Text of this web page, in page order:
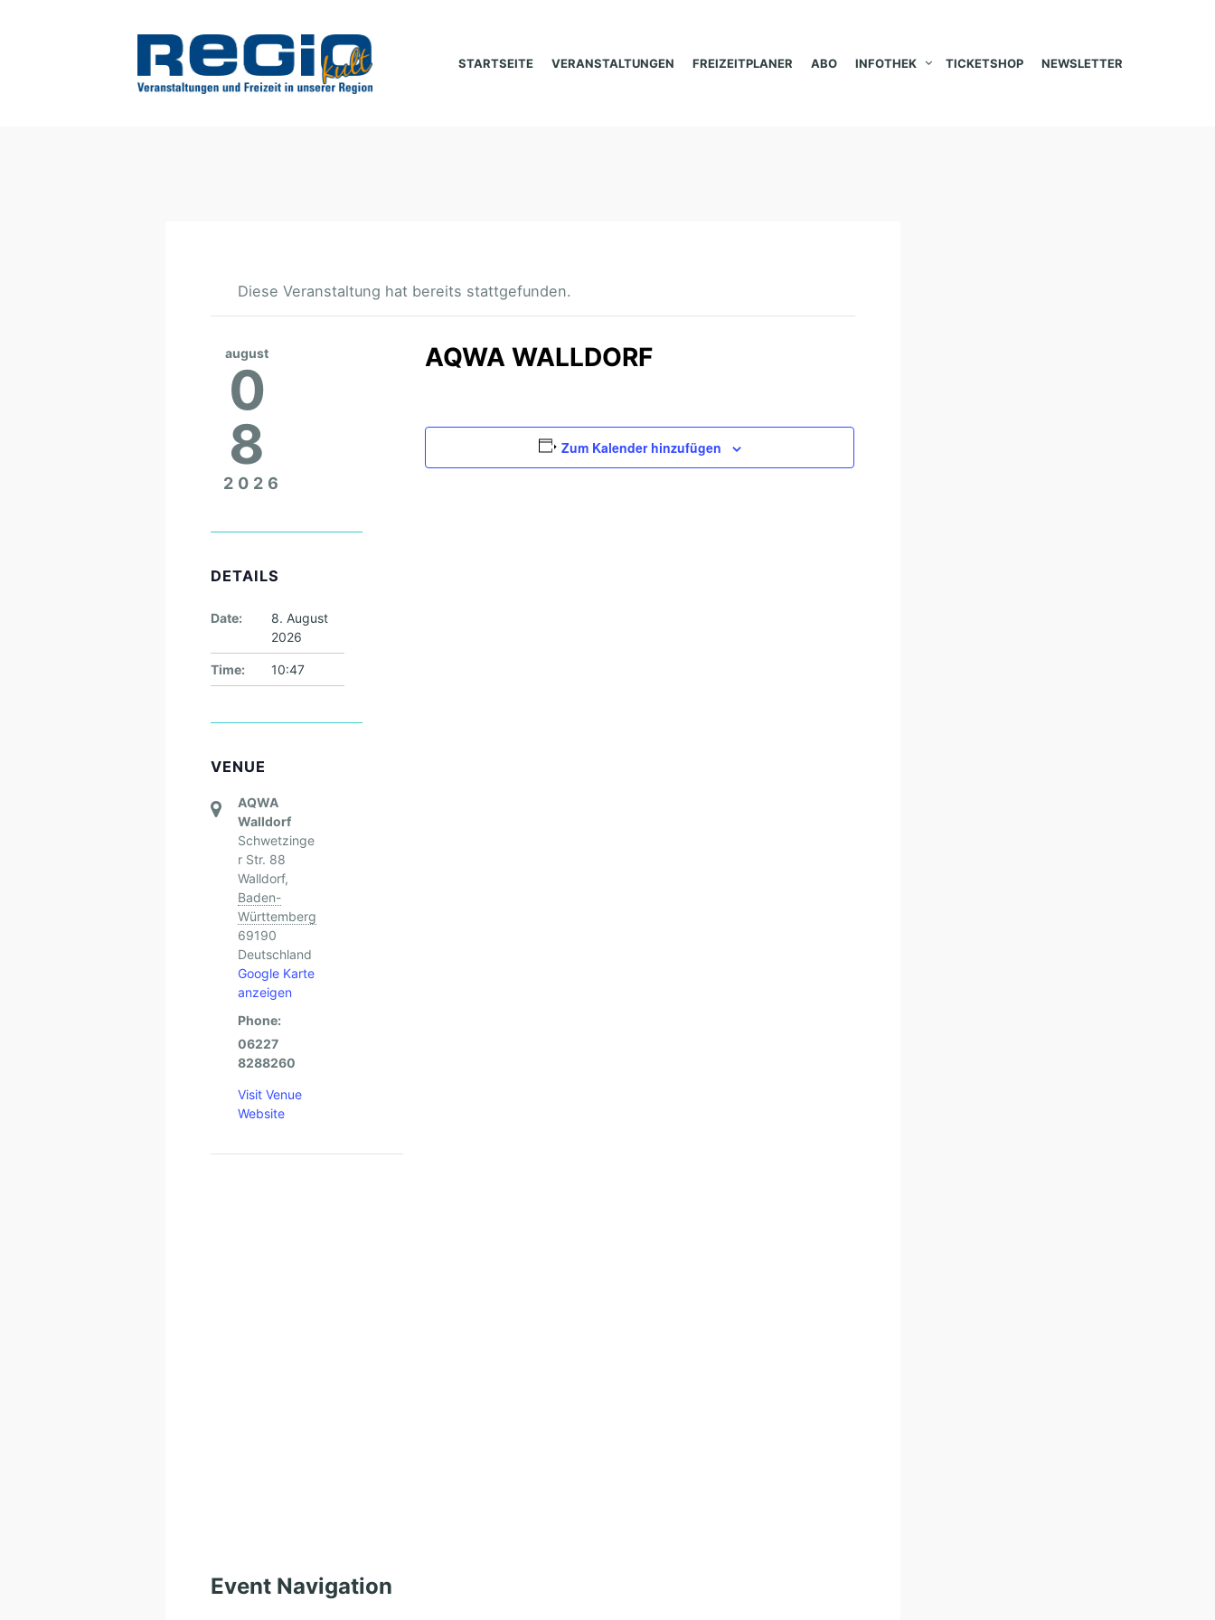
STARTSEITE VERANSTALTUNGEN FREIZEITPLANER ABO INFOTHEK TICKETSHOP NEWSLETTER
Diese Veranstaltung hat bereits stattgefunden.
AQWA WALLDORF
Zum Kalender hinzufügen
august
0
8
2026
DETAILS
Date:
8. August
2026
Time: 10:47
VENUE
AQWA
Walldorf
Schwetzinge
r Str. 88
Walldorf,
Baden-
Württemberg
69190
Deutschland
Google Karte
anzeigen
Phone:
06227
8288260
Visit Venue
Website
Event Navigation